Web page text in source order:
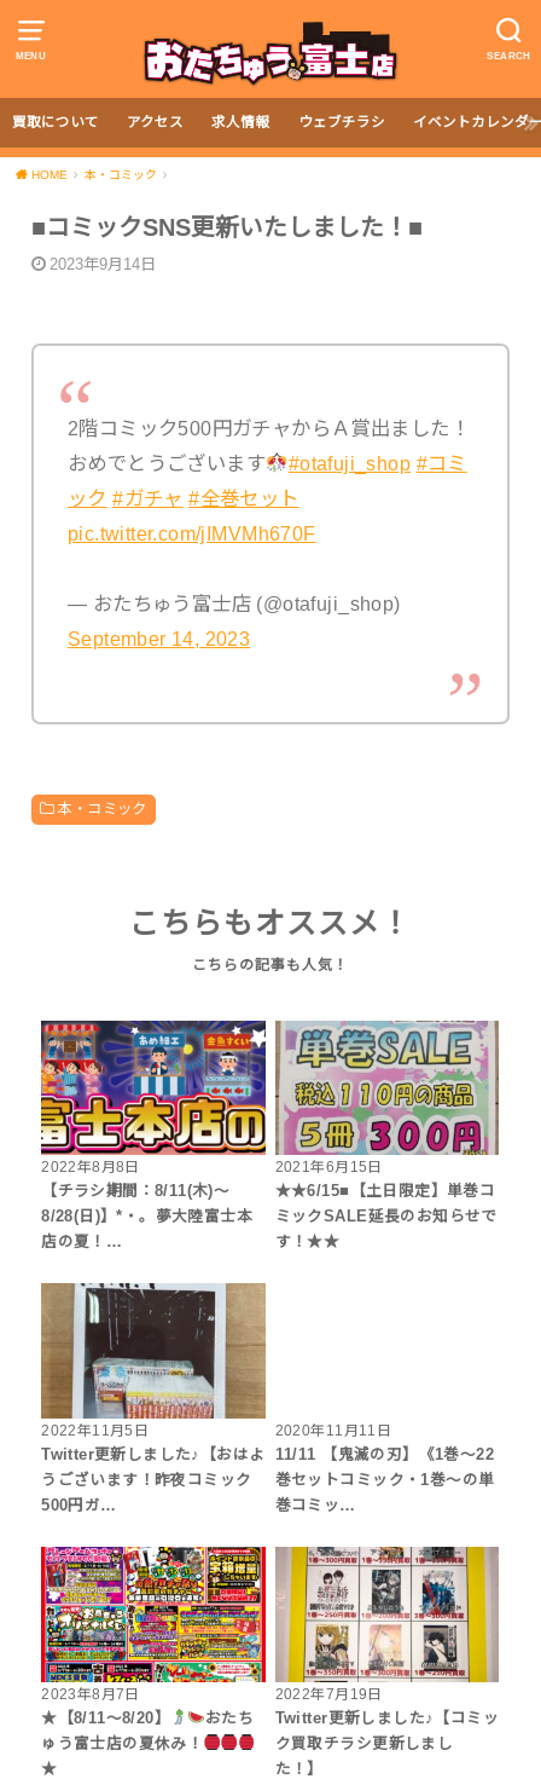
MENU SEARCH
買取について アクセス 求人情報 ウェブチラシ イベントカレンダ
HOME 本・コミック
■コミックSNS更新いたしました！■
2023年9月14日
2階コミック500円ガチャからＡ賞出ました！
おめでとうございます
#otafuji_shop #コミ
ック #ガチャ #全巻セット
pic.twitter.com/jIMVMh670F
— おたちゅう富士店 (@otafuji_shop)
September 14, 2023
本・コミック
こちらもオススメ！
2022年8月8日
【チラシ期間：8/11(木)～
8/28(日)】*・。夢大陸富士本
店の夏！…
2021年6月15日
★★6/15■【土日限定】単巻コ
ミックSALE延長のお知らせで
す！★★
2022年11月5日
Twitter更新しました♪【おはよ
うございます！昨夜コミック
500円ガ…
2020年11月11日
11/11 【鬼滅の刃】《1巻～22
巻セットコミック・1巻～の単
巻コミッ…
2023年8月7日
★【8/11～8/20】
おたち
ゅう富士店の夏休み！
★
2022年7月19日
Twitter更新しました♪【コミッ
ク買取チラシ更新しまし
た！】